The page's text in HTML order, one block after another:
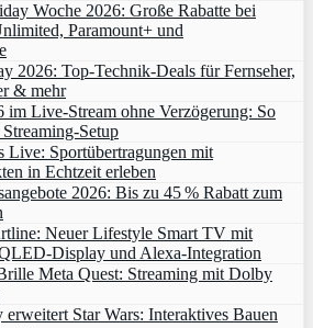
Woche 2026: Große Rabatte bei
Paramount+ und
2026: Top-Technik-Deals für Fernseher,
& mehr
Live-Stream ohne Verzögerung: So
Setup
Live: Sportübertragungen mit
in Echtzeit erleben
2026: Bis zu 45 % Rabatt zum
Neuer Lifestyle Smart TV mit
und Alexa‑Integration
Meta Quest: Streaming mit Dolby
Star Wars: Interaktives Bauen